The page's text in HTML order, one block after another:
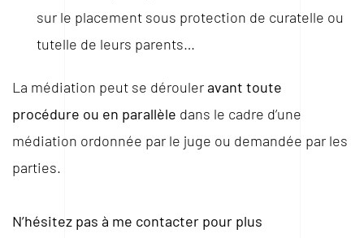
sur le placement sous protection de curatelle ou
tutelle de leurs parents…
La médiation peut se dérouleravant toute
procédure ou en parallèle dans le cadre d’une
médiation ordonnée par le juge ou demandée par les
parties.
N’hésitez pas à me contacter pour plus